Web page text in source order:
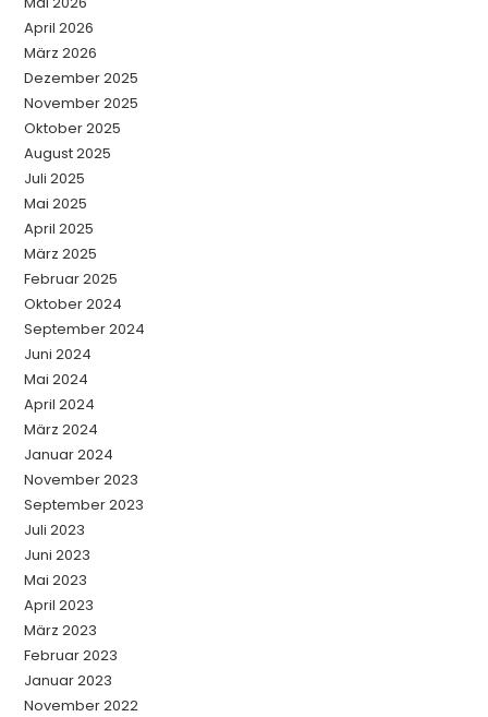
April 2026
März 2026
Dezember 2025
November 2025
Oktober 2025
August 2025
Juli 2025
Mai 2025
April 2025
März 2025
Februar 2025
Oktober 2024
September 2024
Juni 2024
Mai 2024
April 2024
März 2024
Januar 2024
November 2023
September 2023
Juli 2023
Juni 2023
Mai 2023
April 2023
März 2023
Februar 2023
Januar 2023
November 2022